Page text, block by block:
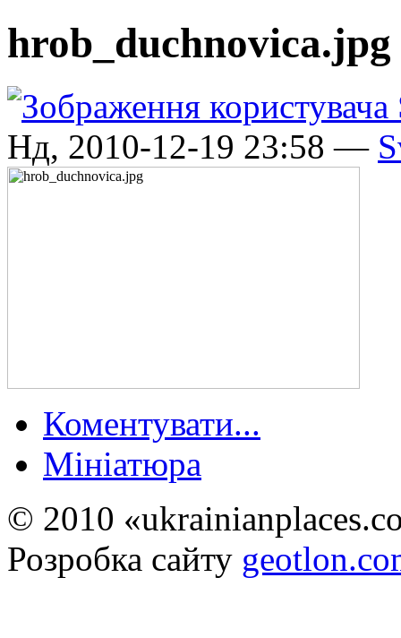
hrob_duchnovica.jpg
Нд, 2010-12-19 23:58 —
Коментувати...
Мініатюра
© 2010
Розробка сайту